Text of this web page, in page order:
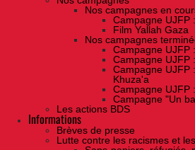
Nos campagnes en
Campagne UJFP
Film Yallah Gaza
Nos campagnes
Campagne UJFP
Campagne UJFP
Campagne UJFP
Khuza'a
Campagne UJFP
Campagne "Un
Les actions BDS
Informations
Brèves de presse
Lutte contre les racismes et